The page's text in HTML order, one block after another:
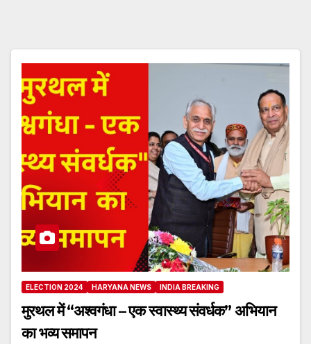
ELECTION 2024 HARYANA NEWS INDIA BREAKING
मुरथल में “अश्वगंधा – एक स्वास्थ्य संवर्धक” अभियान
का भव्य समापन